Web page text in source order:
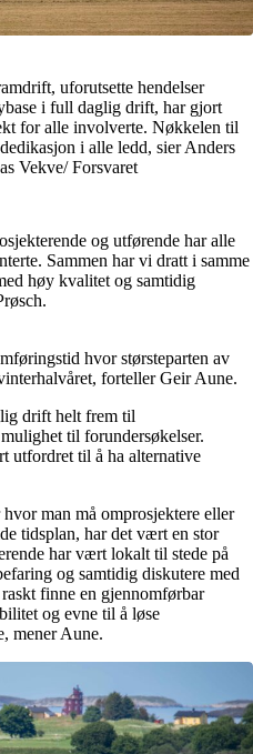
uforutsette hendelser
i full daglig drift, har gjort
for alle involverte. Nøkkelen til
i alle ledd, sier Anders
Vekve/ Forsvaret
og utførende har alle
Sammen har vi dratt i samme
høy kvalitet og samtidig
hvor størsteparten av
forteller Geir Aune.
drift helt frem til
til forundersøkelser.
utfordret til å ha alternative
man må omprosjektere eller
tidsplan, har det vært en stor
har vært lokalt til stede på
og samtidig diskutere med
finne en gjennomførbar
og evne til å løse
mener Aune.